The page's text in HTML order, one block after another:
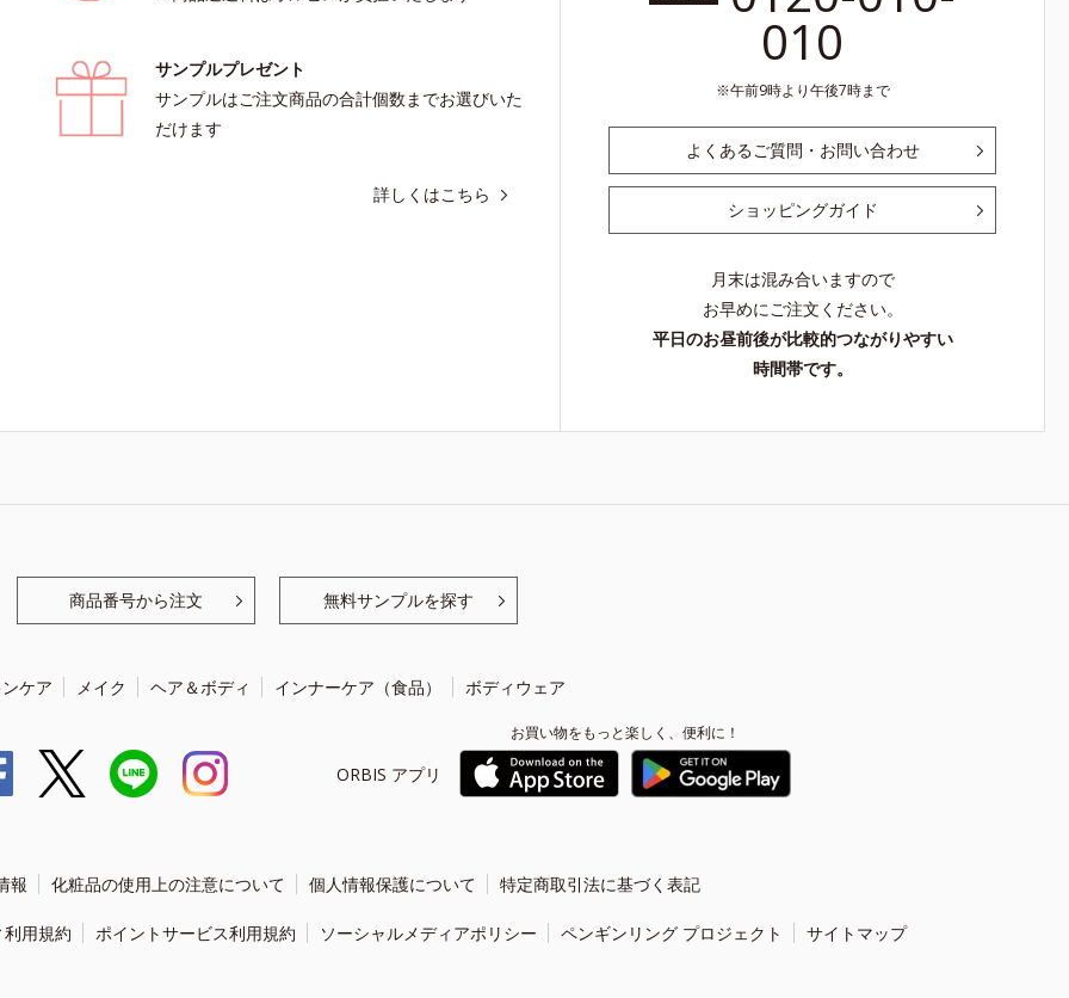
サンプルプレゼント
サンプルはご注文商品の合計個数までお選びいた
だけます
詳しくはこちら
010
午前9時より午後7時まで
よくあるご質問・お問い合わせ
ショッピングガイド
月末は混み合いますので
お早めにご注文ください。
平日のお昼前後が比較的つながりやすい
時間帯です。
商品番号から注文 無料サンプルを探す
ケア メイク ヘア＆ボディ インナーケア（食品） ボディウェア
ORBIS アプリ
お買い物をもっと楽しく、便利に！
報 化粧品の使用上の注意について 個人情報保護について 特定商取引法に基づく表記
用規約 ポイントサービス利用規約 ソーシャルメディアポリシー ペンギンリング プロジェクト サイトマップ